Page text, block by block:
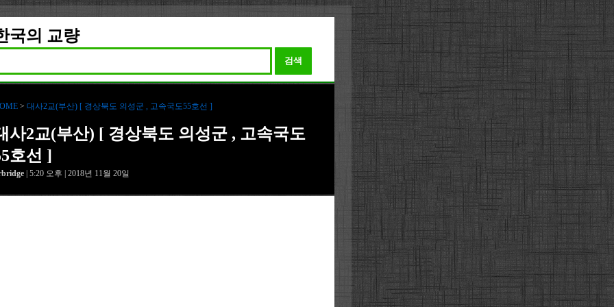
국의 교량
검색
> 대사2교(부산) [ 경상북도 의성군 , 고속국도55호선 ]
사2교(부산) [ 경상북도 의성군 , 고속국도
호선 ]
| 5:20 오후 | 2018년 11월 20일